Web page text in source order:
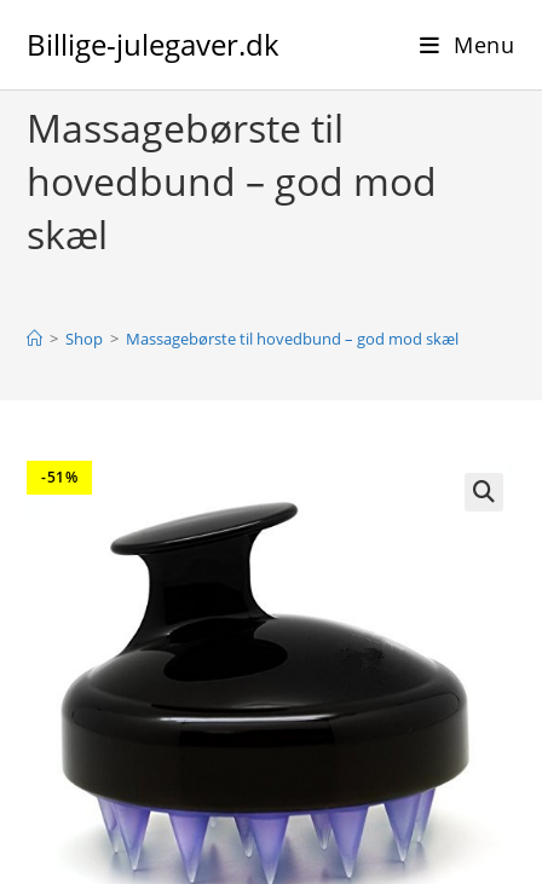
Billige-julegaver.dk Menu
Massagebørste til
hovedbund – god mod
skæl
> Shop > Massagebørste til hovedbund – god mod skæl
-51%